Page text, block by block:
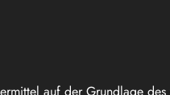
auf der Grundlage des